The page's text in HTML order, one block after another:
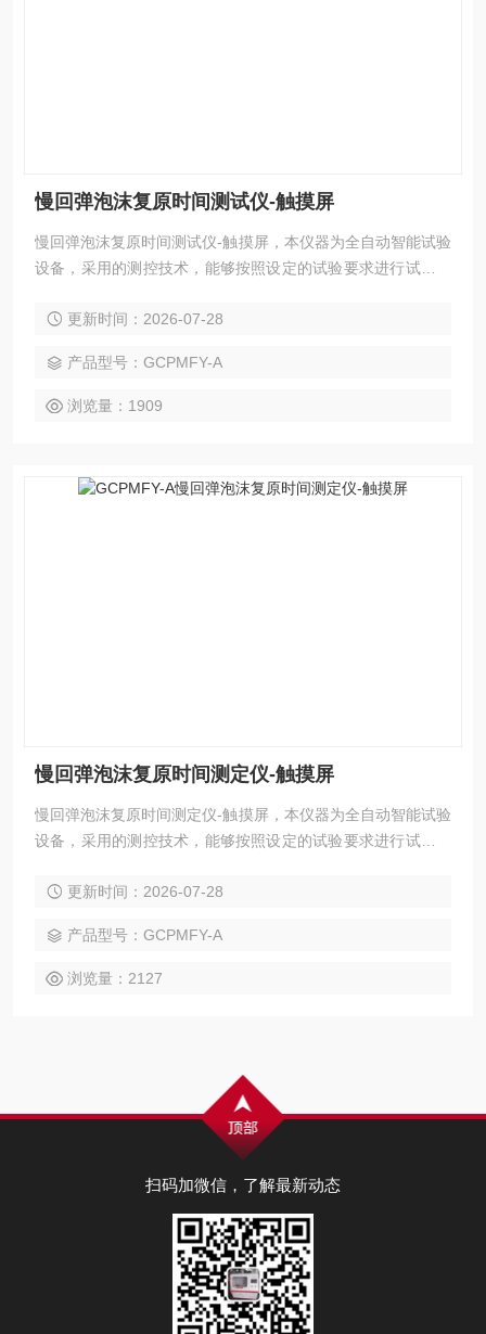
慢回弹泡沫复原时间测试仪-触摸屏
慢回弹泡沫复原时间测试仪-触摸屏，本仪器为全自动智能试验
设备，采用的测控技术，能够按照设定的试验要求进行试验。
国测定慢回弹泡沫复原时间测定厂家的设备。
更新时间：2026-07-28
产品型号：GCPMFY-A
浏览量：1909
慢回弹泡沫复原时间测定仪-触摸屏
慢回弹泡沫复原时间测定仪-触摸屏，本仪器为全自动智能试验
设备，采用的测控技术，能够按照设定的试验要求进行试验。
国测定慢回弹泡沫复原时间测定厂家的设备。
更新时间：2026-07-28
产品型号：GCPMFY-A
浏览量：2127
扫码加微信，了解最新动态